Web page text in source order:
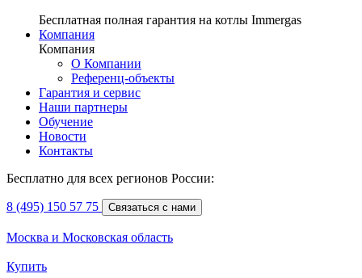
Бесплатная полная гарантия на котлы Immergas
Компания
Компания
О Компании
Референц-объекты
Гарантия и сервис
Наши партнеры
Обучение
Новости
Контакты
Бесплатно для всех регионов России:
8 (495) 150 57 75 Связаться с нами
Москва и Московская область
Купить